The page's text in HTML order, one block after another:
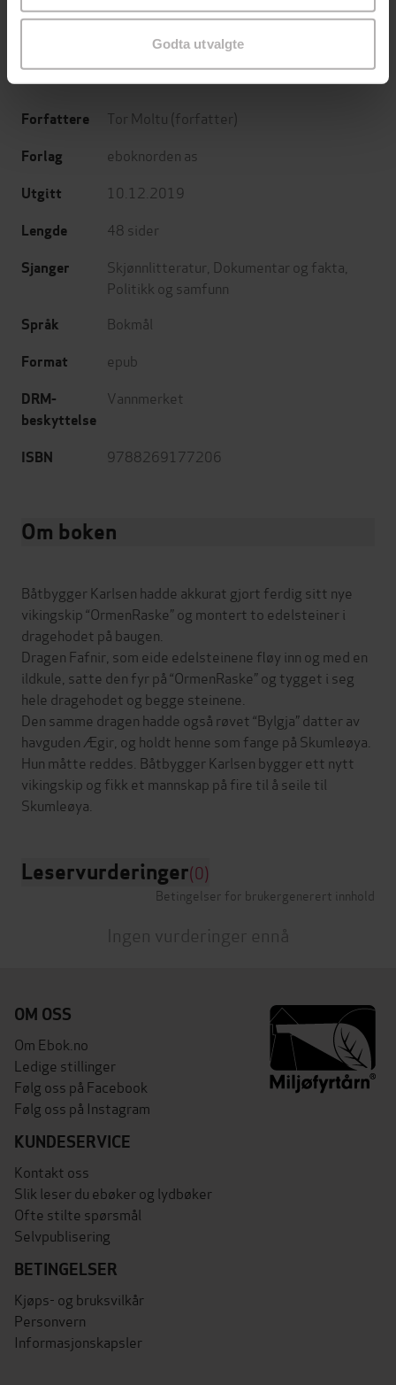
Godta utvalgte
EBOK EBOK
Forfattere Tor Moltu (forfatter)
Forlag eboknorden as
Utgitt 10.12.2019
Lengde 48 sider
Sjanger Skjønnlitteratur Dokumentar og fakta
Politikk og samfunn
Språk Bokmål
Format epub
DRM-
beskyttelse
Vannmerket
ISBN 9788269177206
Om boken
Båtbygger Karlsen hadde akkurat gjort ferdig sitt nye
vikingskip “OrmenRaske” og montert to edelsteiner i
dragehodet på baugen.
Dragen Fafnir, som eide edelsteinene fløy inn og med en
ildkule, satte den fyr på “OrmenRaske” og tygget i seg
hele dragehodet og begge steinene.
Den samme dragen hadde også røvet “Bylgja” datter av
havguden Ægir, og holdt henne som fange på Skumleøya.
Hun måtte reddes. Båtbygger Karlsen bygger ett nytt
vikingskip og fikk et mannskap på fire til å seile til
Leservurderinger(0)
Betingelser for brukergenerert innhold
Ingen vurderinger ennå
OM OSS
Om Ebok.no
Ledige stillinger
Følg oss på Facebook
Følg oss på Instagram
KUNDESERVICE
Kontakt oss
Slik leser du ebøker og lydbøker
Ofte stilte spørsmål
Selvpublisering
BETINGELSER
Kjøps- og bruksvilkår
Personvern
Informasjonskapsler